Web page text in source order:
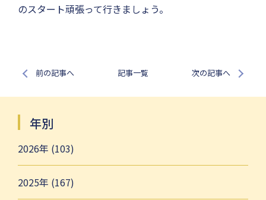
のスタート頑張って行きましょう。
前の記事へ 記事一覧 次の記事へ
年別
2026年 (103)
2025年 (167)